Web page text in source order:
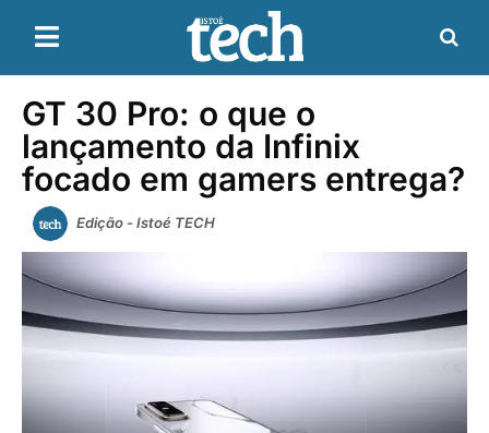
GT 30 Pro: o que o
lançamento da Infinix
focado em gamers entrega?
Edição - Istoé TECH